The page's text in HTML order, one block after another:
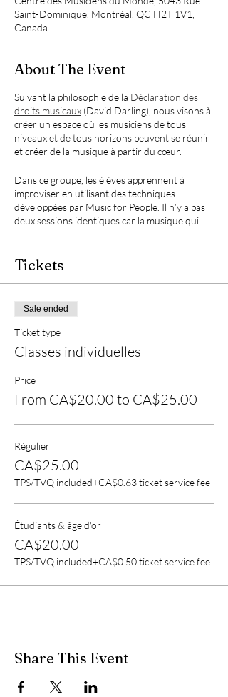
Saint-Dominique, Montréal, QC H2T 1V1,
Canada
About The Event
Suivant la philosophie de la Déclaration des
droits musicaux (David Darling), nous visons à
créer un espace où les musiciens de tous
niveaux et de tous horizons peuvent se réunir
et créer de la musique à partir du cœur.
Dans ce groupe, les élèves apprennent à
improviser en utilisant des techniques
développées par Music for People. Il n’y a pas
deux sessions identiques car la musique qui
d’un délicieux chaos, mais progressivement
Tous les instruments sont les bienvenus!
Apportez votre ou vos instrument(s) de choix.
Si vous n’avez pas d’instrument, les
instruments de percussion sont fournis. Un
Tickets
Sale ended
Ticket type
Classes individuelles
Price
From CA$20.00 to CA$25.00
Régulier
CA$25.00
TPS/TVQ included+CA$0.63 ticket service fee
Étudiants & âge d'or
CA$20.00
TPS/TVQ included+CA$0.50 ticket service fee
Share This Event